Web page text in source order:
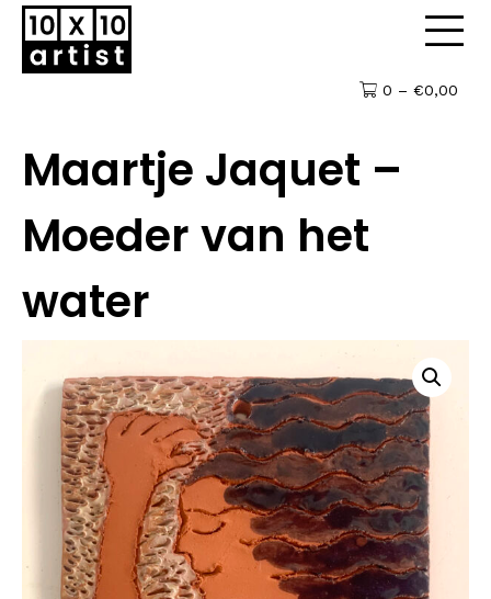
0 – €0,00
Maartje Jaquet –
Moeder van het
water